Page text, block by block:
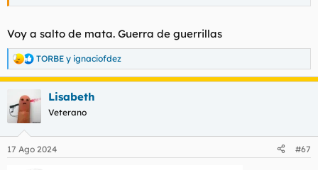
Voy a salto de mata. Guerra de guerrillas
R
e
a
c
i
e
TORBE y ignaciofdez
Lisabeth
Veterano
17 Ago 2024 #67